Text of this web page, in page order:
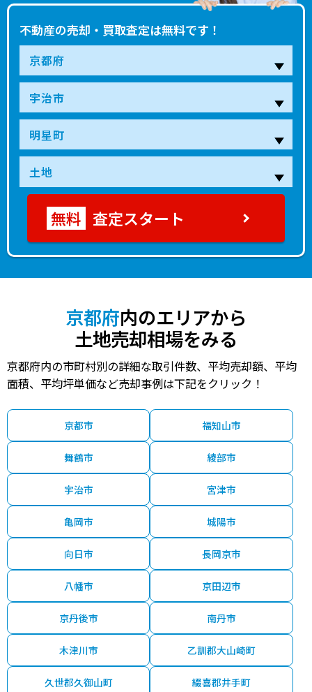
不動産の売却・買取査定は無料です！
査定スタート
京都府内のエリアから
土地売却相場をみる
京都府内の市町村別の詳細な取引件数、平均売却額、平均
面積、平均坪単価など売却事例は下記をクリック！
京都市 福知山市
舞鶴市 綾部市
宇治市 宮津市
亀岡市 城陽市
向日市 長岡京市
八幡市 京田辺市
京丹後市 南丹市
木津川市 乙訓郡大山崎町
久世郡久御山町 綴喜郡井手町